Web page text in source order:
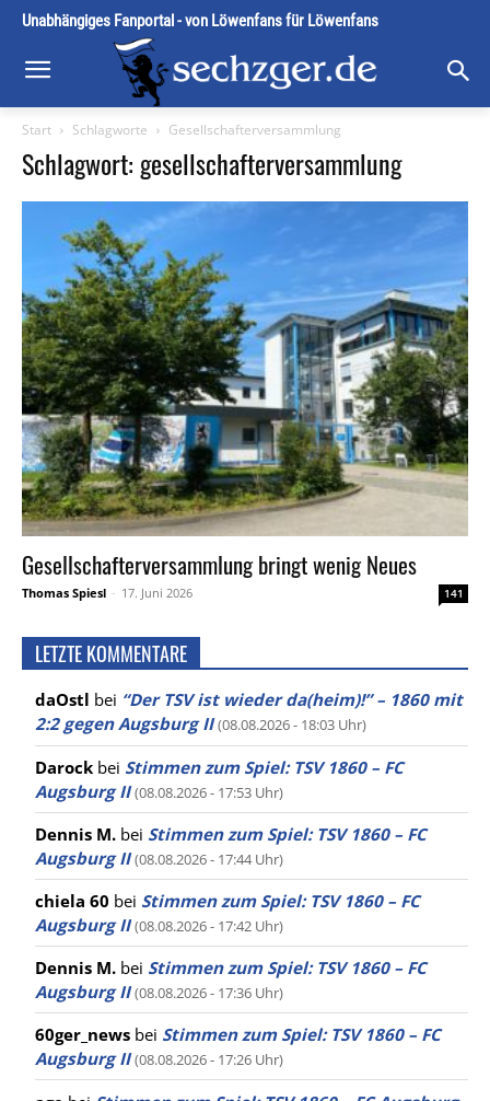
Unabhängiges Fanportal - von Löwenfans für Löwenfans
Start Schlagworte Gesellschafterversammlung
Schlagwort: gesellschafterversammlung
Gesellschafterversammlung bringt wenig Neues
Thomas Spiesl - 17. Juni 2026 141
LETZTE KOMMENTARE
daOstl bei “Der TSV ist wieder da(heim)!” – 1860 mit
2:2 gegen Augsburg II (08.08.2026 - 18:03 Uhr)
Darock bei Stimmen zum Spiel: TSV 1860 – FC
Augsburg II (08.08.2026 - 17:53 Uhr)
Dennis M. bei Stimmen zum Spiel: TSV 1860 – FC
Augsburg II (08.08.2026 - 17:44 Uhr)
chiela 60 bei Stimmen zum Spiel: TSV 1860 – FC
Augsburg II (08.08.2026 - 17:42 Uhr)
Dennis M. bei Stimmen zum Spiel: TSV 1860 – FC
Augsburg II (08.08.2026 - 17:36 Uhr)
60ger_news bei Stimmen zum Spiel: TSV 1860 – FC
Augsburg II (08.08.2026 - 17:26 Uhr)